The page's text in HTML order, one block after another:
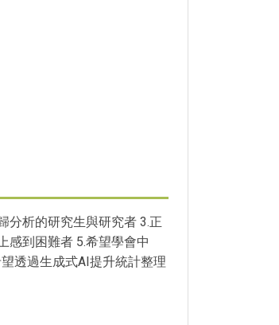
分析的研究生與研究者 3.正
感到困難者 5.希望學會中
透過生成式AI提升統計整理